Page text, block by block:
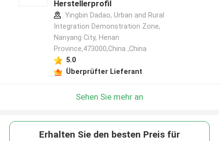
Herstellerprofil
Yingbin Dadao, Urban and Rural
Integration Demonstration Zone,
Nanyang City, Henan
Province,473000,China ,China
5.0
Überprüfter Lieferant
Sehen Sie mehr an
Erhalten Sie den besten Preis für